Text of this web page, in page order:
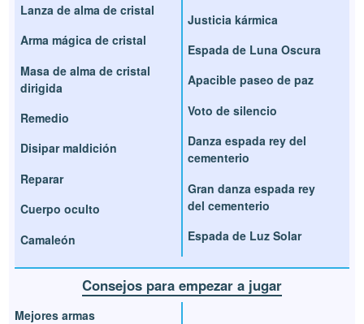
Lanza de alma de cristal
Arma mágica de cristal
Masa de alma de cristal
dirigida
Remedio
Disipar maldición
Reparar
Cuerpo oculto
Camaleón
Justicia kármica
Espada de Luna Oscura
Apacible paseo de paz
Voto de silencio
Danza espada rey del
cementerio
Gran danza espada rey
del cementerio
Espada de Luz Solar
Consejos para empezar a jugar
Mejores armas